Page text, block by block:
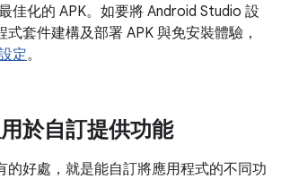
佳化的 APK。如要將 Android Studio 設
式套件建構及部署 APK 與免安裝體驗，
定。
於自訂提供功能
的好處，就是能自訂將應用程式的不同功